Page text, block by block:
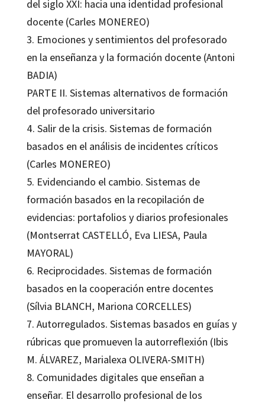
del siglo XXI: hacia una identidad profesional
docente (Carles MONEREO)
3. Emociones y sentimientos del profesorado
en la enseñanza y la formación docente (Antoni
BADIA)
PARTE II. Sistemas alternativos de formación
del profesorado universitario
4. Salir de la crisis. Sistemas de formación
basados en el análisis de incidentes críticos
(Carles MONEREO)
5. Evidenciando el cambio. Sistemas de
formación basados en la recopilación de
evidencias: portafolios y diarios profesionales
(Montserrat CASTELLÓ, Eva LIESA, Paula
MAYORAL)
6. Reciprocidades. Sistemas de formación
basados en la cooperación entre docentes
(Sílvia BLANCH, Mariona CORCELLES)
7. Autorregulados. Sistemas basados en guías y
rúbricas que promueven la autorreflexión (Ibis
M. ÁLVAREZ, Marialexa OLIVERA-SMITH)
8. Comunidades digitales que enseñan a
enseñar. El desarrollo profesional de los